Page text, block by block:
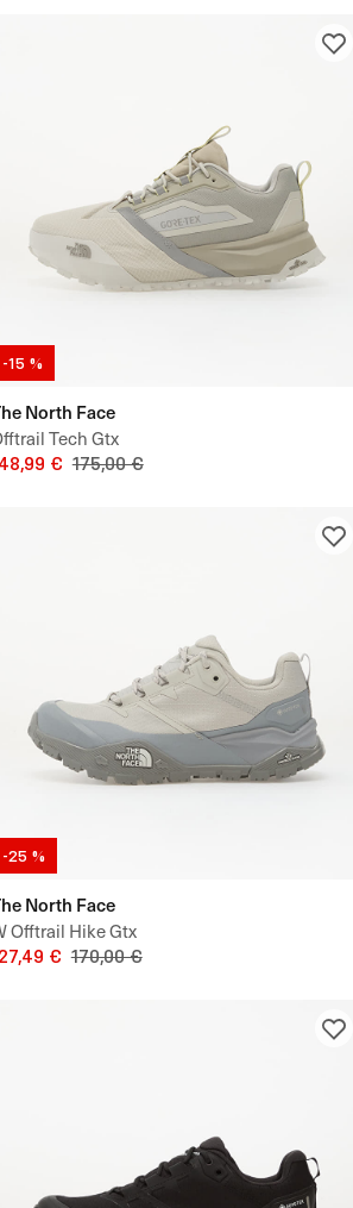
-15 %
North Face
Tech Gtx
€ 175,00 €
-25 %
North Face
Offtrail Hike Gtx
€ 170,00 €